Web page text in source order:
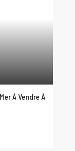
À Vendre À